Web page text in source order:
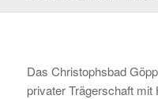
Das Christophsbad
privater Trägerschaft mit